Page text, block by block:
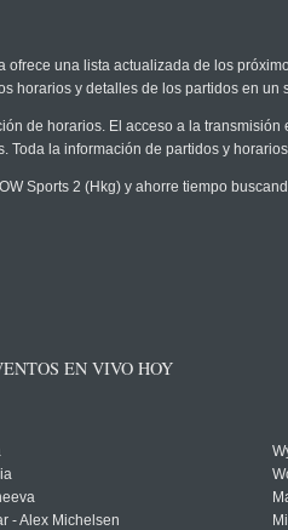
ofrece una lista actualizada de los
horarios y detalles de los partidos en un
de horarios. El acceso a la
la información de partidos y
Sports 2 (Hkg) y ahorre tiempo
EN VIVO HOY
- Alex Michelsen